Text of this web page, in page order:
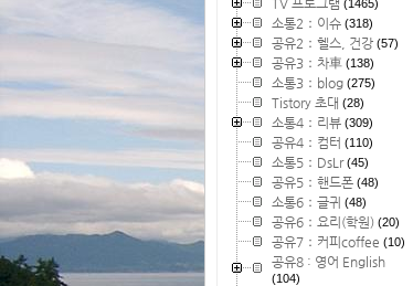
TV 프로그램 (1465)
소통2：이슈(318)
공유2：헬스, 건강(57)
공유3：차車(138)
소통3：blog(275)
Tistory 초대 (28)
소통4：리뷰(309)
공유4：컴터 (110)
소통5：DsLr(45)
공유5：핸드폰(48)
소통6：글귀 (48)
공유6：요리(학원)(20)
공유7：커피coffee (10)
공유8 : 영어 English
(104)